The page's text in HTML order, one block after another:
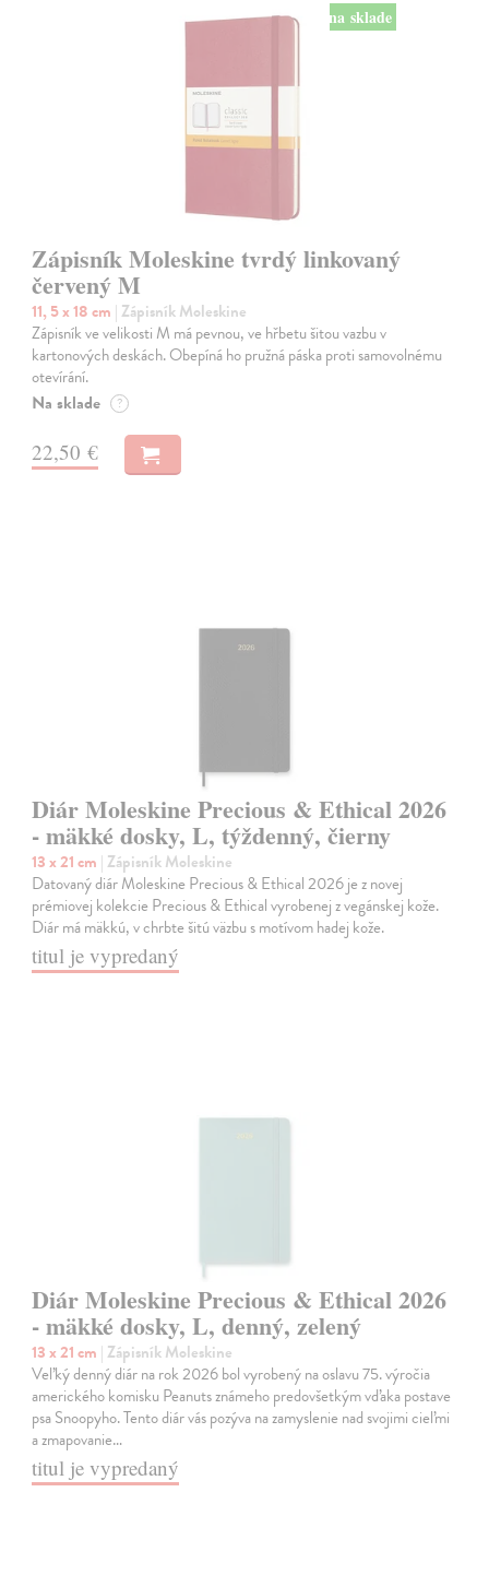
na sklade
Zápisník Moleskine tvrdý linkovaný
červený M
11, 5 x 18 cm | Zápisník Moleskine
Zápisník ve velikosti M má pevnou, ve hřbetu šitou vazbu v
kartonových deskách. Obepíná ho pružná páska proti samovolnému
otevírání.
Na sklade ?
22,50 €
Diár Moleskine Precious & Ethical 2026
- mäkké dosky, L, týždenný, čierny
13 x 21 cm | Zápisník Moleskine
Datovaný diár Moleskine Precious & Ethical 2026 je z novej
prémiovej kolekcie Precious & Ethical vyrobenej z vegánskej kože.
Diár má mäkkú, v chrbte šitú väzbu s motívom hadej kože.
titul je vypredaný
Diár Moleskine Precious & Ethical 2026
- mäkké dosky, L, denný, zelený
13 x 21 cm | Zápisník Moleskine
Veľký denný diár na rok 2026 bol vyrobený na oslavu 75. výročia
amerického komisku Peanuts známeho predovšetkým vďaka postave
psa Snoopyho. Tento diár vás pozýva na zamyslenie nad svojimi cieľmi
a zmapovanie…
titul je vypredaný